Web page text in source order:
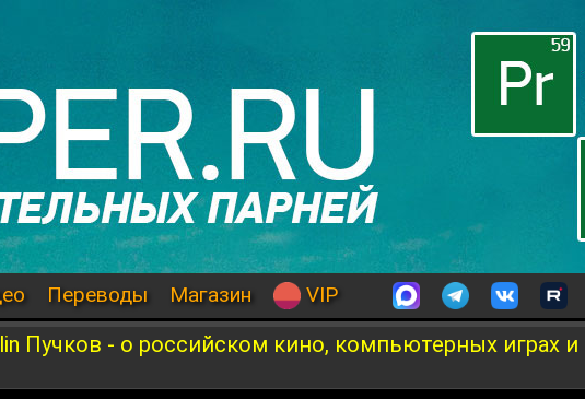
Переводы Магазин VIP
Пучков - о российском кино, компьютерных играх